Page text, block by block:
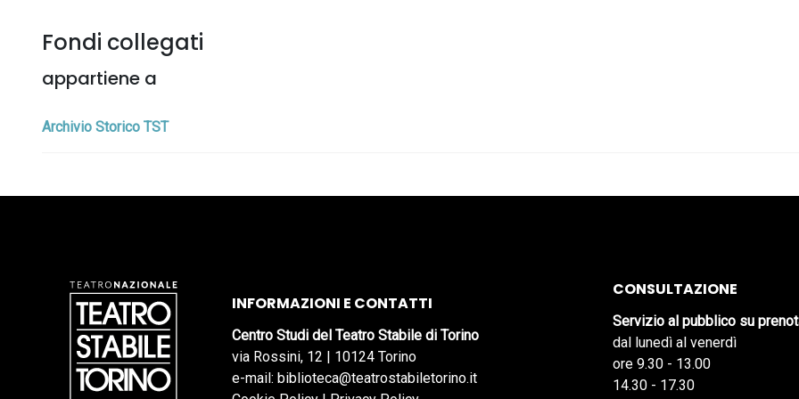
Fondi collegati
appartiene a
Archivio Storico TST
INFORMAZIONI E CONTATTI
Centro Studi del Teatro Stabile di Torino
via Rossini, 12 | 10124 Torino
e-mail: biblioteca@teatrostabiletorino.it
CONSULTAZIONE
Servizio al pubblico su
dal lunedì al venerdì
ore 9.30 - 13.00
14.30 - 17.30